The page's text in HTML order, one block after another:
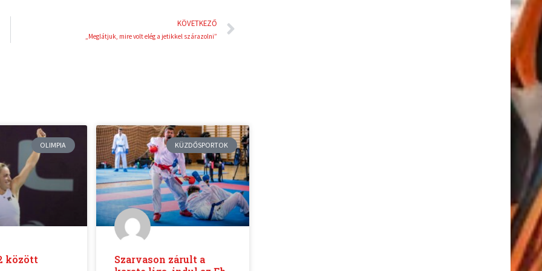
KÖVETKEZŐ
„Meglátjuk, mire volt elég a jetikkel szárazolni”
OLIMPIA
között
KÜZDŐSPORTOK
Szarvason zárult a